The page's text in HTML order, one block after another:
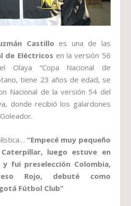
Castillo es una de las
de Eléctricos en la versión 56
Olaya “Copa Nacional de
tiene 23 años de edad, se
Nacional de la versión 54 del
donde recibió los galardones
“Empecé muy pequeño
luego estuve en
y fui preselección Colombia,
Rojo, debuté como
Fútbol Club”